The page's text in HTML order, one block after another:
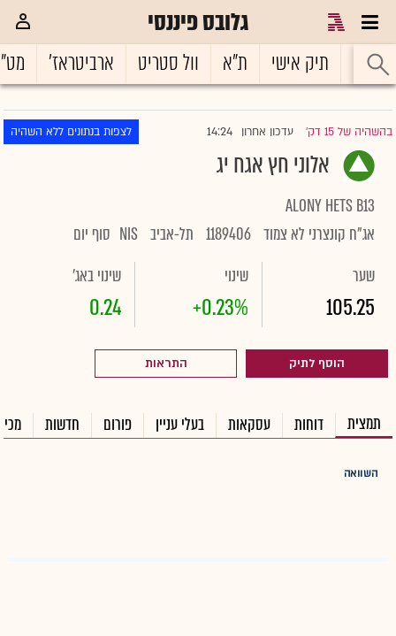
גלובס פיננסי
ראשי תיק אישי ת"א וול סטריט ארביטראז'
בהשהיה של 15 דק' |עדכון אחרון 14:24 לצפות בנתונים ללא השהיה
אלוני חץ אגח יג
ALONY HETS B13
אג"ח קונצרני לא צמוד 1189406 תל-אביב NIS סוף יום
שער
105.25
שינוי
+0.23%
שינוי באג'
0.24
הוסף לתיק התראות
תמצית דוחות עסקאות בעלי עניין פורום חדשות
השוואה